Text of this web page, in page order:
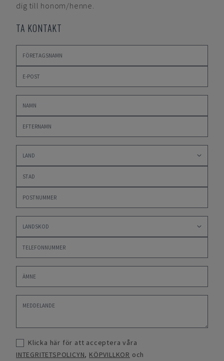
dig till honom/henne.
TA KONTAKT
Klicka här för att acceptera våra
INTEGRITETSPOLICYN, KÖPVILLKOR och